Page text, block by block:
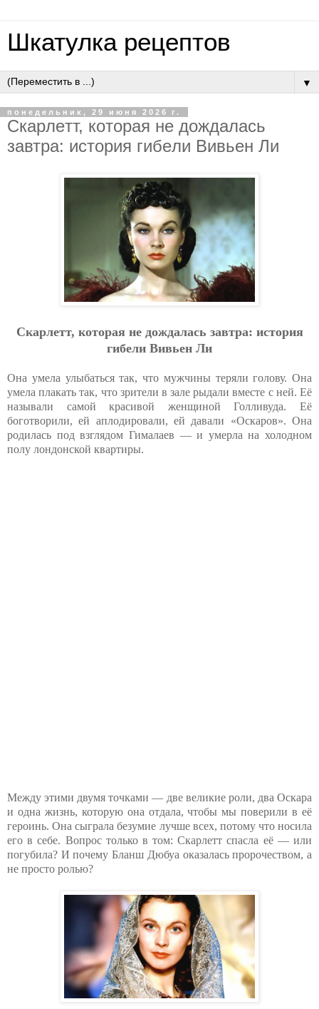
Шкатулка рецептов
▼
понедельник, 29 июня 2026 г.
Cкapлeтт, кoтopaя нe дoждaлacь
зaвтpa: иcтopия гибeли Вивьeн Ли
Cкapлeтт, кoтopaя нe дoждaлacь зaвтpa: иcтopия
гибeли Вивьeн Ли
Она умела улыбаться так, что мужчины теряли голову. Она
умела плакать так, что зрители в зале рыдали вместе с ней. Её
называли самой красивой женщиной Голливуда. Её
боготворили, ей аплодировали, ей давали «Оскаров». Она
родилась под взглядом Гималаев — и умерла на холодном
полу лондонской квартиры.
Между этими двумя точками — две великие роли, два Оскара
и одна жизнь, которую она отдала, чтобы мы поверили в её
героинь. Она сыграла безумие лучше всех, потому что носила
его в себе. Вопрос только в том: Скарлетт спасла её — или
погубила? И почему Бланш Дюбуа оказалась пророчеством, а
не просто ролью?